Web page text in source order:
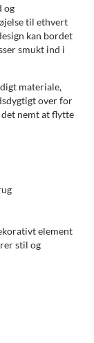
og
til ethvert
kan bordet
smukt ind i
materiale,
over for
nemt at flytte
element
stil og